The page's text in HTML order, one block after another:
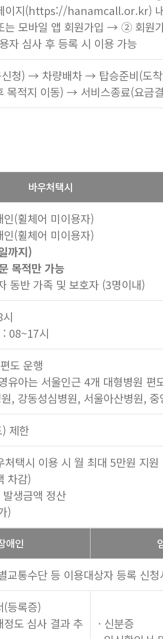
이지(https://hanamcall.or.kr)
모바일 앱 회원가입 → ② 회원
심사 후 등록 시 이용 가능
신청) → 차량배차 → 탑승준비(도
목적지 이동) → 서비스종료(요금
바우처택시
인(휠체어 미이용자)
인(휠체어 미이용자)
까지)
목적만 가능
동반 가족 및 보호자 (3명이내)
: 08~17시
도 운행
유아는 서울인근 4개 대형병원 편
, 강동성심병원, 서울아산병원,
제한
처택시 이용 시 월 최대 5만원 지원
차감)
생금액 정산
)
애인
교통수단 등 이용대상자 등록 신
(등록증)
정도 심사 결과 추
· 신분증